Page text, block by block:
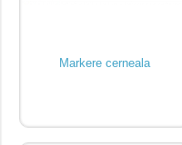
Markere cerneala